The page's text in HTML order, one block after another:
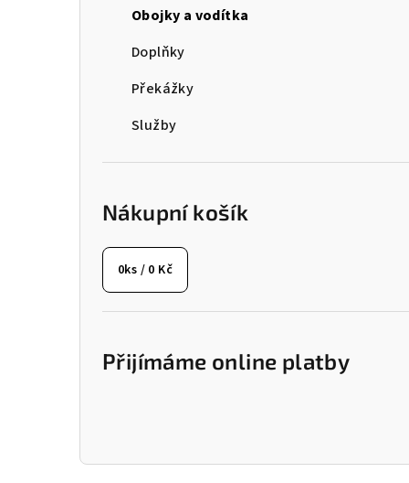
Obojky a vodítka
Doplňky
Překážky
Služby
Nákupní košík
0ks / 0 Kč
Přijímáme online platby